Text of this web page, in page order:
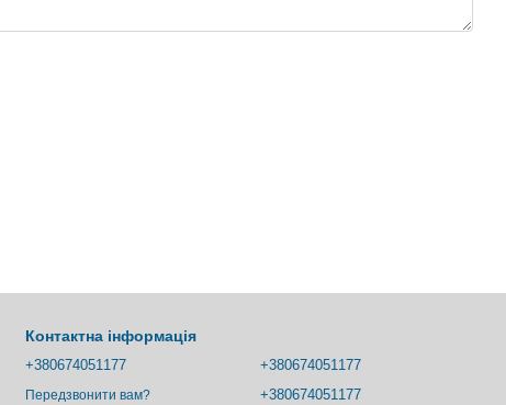
Контактна інформація
+380674051177
Передзвонити вам?
+380674051177
+380674051177